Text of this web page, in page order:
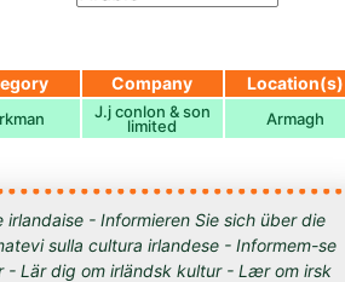
Company Location(s)
J.j conlon & son
limited Armagh
- Informieren Sie sich über die
sulla cultura irlandese - Informem-se
- Lär dig om irländsk kultur - Lær om irsk